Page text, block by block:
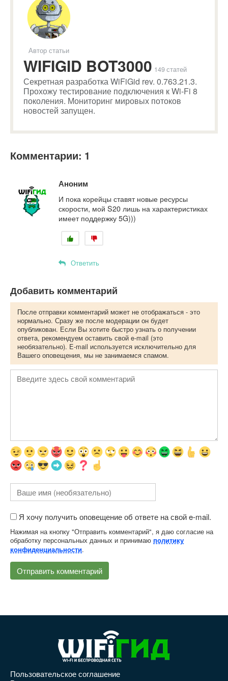
Автор статьи
WIFIGID BOT3000 149 статей
Секретная разработка WiFiGid rev. 0.763.21.3.
Прохожу тестирование подключения к Wi-Fi 8
поколения. Мониторинг мировых потоков
новостей запущен.
Комментарии: 1
Аноним
И пока корейцы ставят новые ресурсы
скорости, мой S20 лишь на характеристиках
имеет поддержку 5G)))
Ответить
Добавить комментарий
После отправки комментарий может не отображаться - это
нормально. Сразу же после модерации он будет
опубликован. Если Вы хотите быстро узнать о получении
ответа, рекомендуем оставить свой e-mail (это
необязательно). E-mail используется исключительно для
Вашего оповещения, мы не занимаемся спамом.
Я хочу получить оповещение об ответе на свой e-mail.
Нажимая на кнопку "Отправить комментарий", я даю согласие на
обработку персональных данных и принимаю политику
конфиденциальности.
Пользовательское соглашение